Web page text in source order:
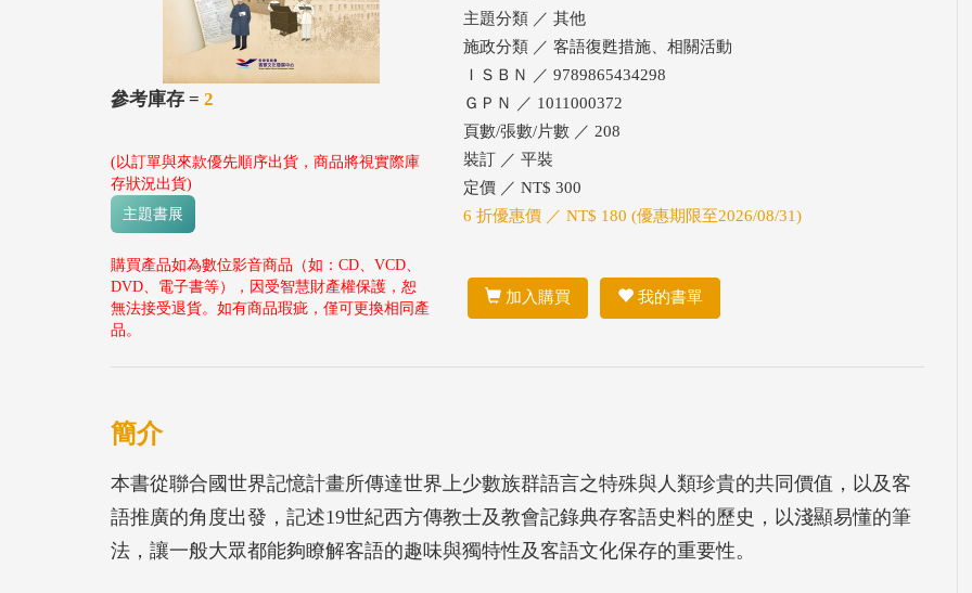
參考庫存 = 2
(以訂單與來款優先順序出貨，商品將視實際庫
存狀況出貨)
主題書展
購買產品如為數位影音商品（如：CD、VCD、
DVD、電子書等），因受智慧財產權保護，恕
無法接受退貨。如有商品瑕疵，僅可更換相同產
品。
主題分類 ／ 其他
施政分類 ／ 客語復甦措施、相關活動
ＩＳＢＮ ／ 9789865434298
ＧＰＮ ／ 1011000372
頁數/張數/片數 ／ 208
裝訂 ／ 平裝
定價 ／ NT$ 300
6 折優惠價 ／ NT$ 180 (優惠期限至2026/08/31)
加入購買 我的書單
簡介
本書從聯合國世界記憶計畫所傳達世界上少數族群語言之特殊與人類珍貴的共同價值，以及客
語推廣的角度出發，記述19世紀西方傳教士及教會記錄典存客語史料的歷史，以淺顯易懂的筆
法，讓一般大眾都能夠瞭解客語的趣味與獨特性及客語文化保存的重要性。